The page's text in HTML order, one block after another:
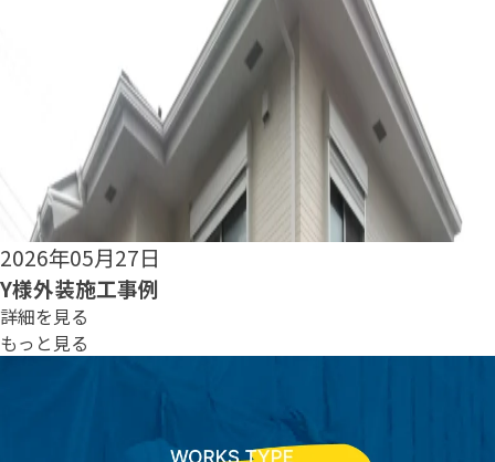
2026年05月25日
S様外装施工事例
詳細を見る
もっと見る